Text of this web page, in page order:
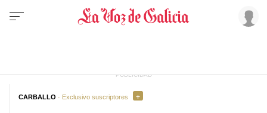
CARBALLO · Exclusivo suscriptores